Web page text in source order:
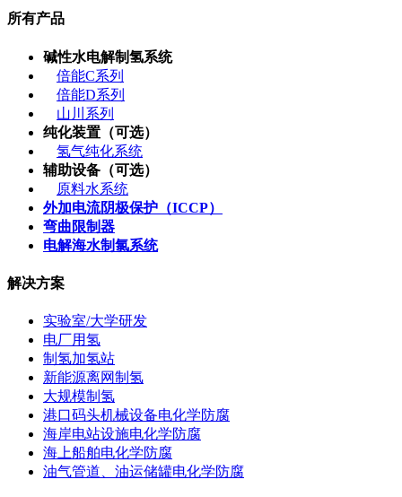
所有产品
碱性水电解制氢系统
倍能C系列
倍能D系列
山川系列
纯化装置（可选）
氢气纯化系统
辅助设备（可选）
原料水系统
外加电流阴极保护（ICCP）
弯曲限制器
电解海水制氯系统
解决方案
实验室/大学研发
电厂用氢
制氢加氢站
新能源离网制氢
大规模制氢
港口码头机械设备电化学防腐
海岸电站设施电化学防腐
海上船舶电化学防腐
油气管道、油运储罐电化学防腐